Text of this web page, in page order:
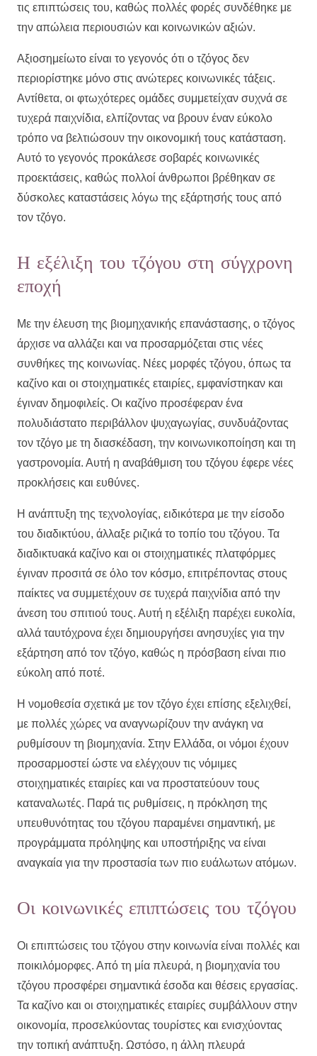
τις επιπτώσεις του, καθώς πολλές φορές συνδέθηκε με
την απώλεια περιουσιών και κοινωνικών αξιών.
Αξιοσημείωτο είναι το γεγονός ότι ο τζόγος δεν
περιορίστηκε μόνο στις ανώτερες κοινωνικές τάξεις.
Αντίθετα, οι φτωχότερες ομάδες συμμετείχαν συχνά σε
τυχερά παιχνίδια, ελπίζοντας να βρουν έναν εύκολο
τρόπο να βελτιώσουν την οικονομική τους κατάσταση.
Αυτό το γεγονός προκάλεσε σοβαρές κοινωνικές
προεκτάσεις, καθώς πολλοί άνθρωποι βρέθηκαν σε
δύσκολες καταστάσεις λόγω της εξάρτησής τους από
τον τζόγο.
Η εξέλιξη του τζόγου στη σύγχρονη
εποχή
Με την έλευση της βιομηχανικής επανάστασης, ο τζόγος
άρχισε να αλλάζει και να προσαρμόζεται στις νέες
συνθήκες της κοινωνίας. Νέες μορφές τζόγου, όπως τα
καζίνο και οι στοιχηματικές εταιρίες, εμφανίστηκαν και
έγιναν δημοφιλείς. Οι καζίνο προσέφεραν ένα
πολυδιάστατο περιβάλλον ψυχαγωγίας, συνδυάζοντας
τον τζόγο με τη διασκέδαση, την κοινωνικοποίηση και τη
γαστρονομία. Αυτή η αναβάθμιση του τζόγου έφερε νέες
προκλήσεις και ευθύνες.
Η ανάπτυξη της τεχνολογίας, ειδικότερα με την είσοδο
του διαδικτύου, άλλαξε ριζικά το τοπίο του τζόγου. Τα
διαδικτυακά καζίνο και οι στοιχηματικές πλατφόρμες
έγιναν προσιτά σε όλο τον κόσμο, επιτρέποντας στους
παίκτες να συμμετέχουν σε τυχερά παιχνίδια από την
άνεση του σπιτιού τους. Αυτή η εξέλιξη παρέχει ευκολία,
αλλά ταυτόχρονα έχει δημιουργήσει ανησυχίες για την
εξάρτηση από τον τζόγο, καθώς η πρόσβαση είναι πιο
εύκολη από ποτέ.
Η νομοθεσία σχετικά με τον τζόγο έχει επίσης εξελιχθεί,
με πολλές χώρες να αναγνωρίζουν την ανάγκη να
ρυθμίσουν τη βιομηχανία. Στην Ελλάδα, οι νόμοι έχουν
προσαρμοστεί ώστε να ελέγχουν τις νόμιμες
στοιχηματικές εταιρίες και να προστατεύουν τους
καταναλωτές. Παρά τις ρυθμίσεις, η πρόκληση της
υπευθυνότητας του τζόγου παραμένει σημαντική, με
προγράμματα πρόληψης και υποστήριξης να είναι
αναγκαία για την προστασία των πιο ευάλωτων ατόμων.
Οι κοινωνικές επιπτώσεις του τζόγου
Οι επιπτώσεις του τζόγου στην κοινωνία είναι πολλές και
ποικιλόμορφες. Από τη μία πλευρά, η βιομηχανία του
τζόγου προσφέρει σημαντικά έσοδα και θέσεις εργασίας.
Τα καζίνο και οι στοιχηματικές εταιρίες συμβάλλουν στην
οικονομία, προσελκύοντας τουρίστες και ενισχύοντας
την τοπική ανάπτυξη. Ωστόσο, η άλλη πλευρά